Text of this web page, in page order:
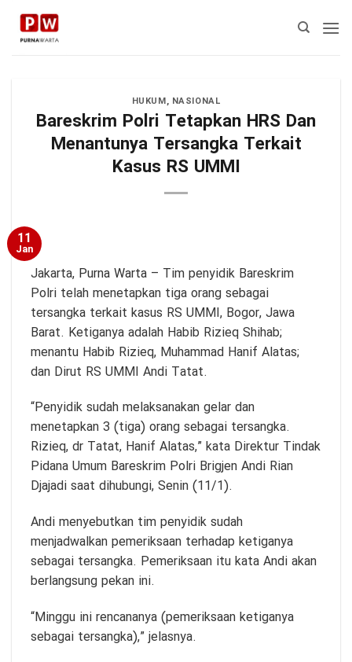
Skip
content
HUKUM, NASIONAL
Bareskrim Polri Tetapkan HRS Dan
Menantunya Tersangka Terkait
Kasus RS UMMI
11
Jan
Jakarta, Purna Warta – Tim penyidik Bareskrim
Polri telah menetapkan tiga orang sebagai
tersangka terkait kasus RS UMMI, Bogor, Jawa
Barat. Ketiganya adalah Habib Rizieq Shihab;
menantu Habib Rizieq, Muhammad Hanif Alatas;
dan Dirut RS UMMI Andi Tatat.
“Penyidik sudah melaksanakan gelar dan
menetapkan 3 (tiga) orang sebagai tersangka.
Rizieq, dr Tatat, Hanif Alatas,” kata Direktur Tindak
Pidana Umum Bareskrim Polri Brigjen Andi Rian
Djajadi saat dihubungi, Senin (11/1).
Andi menyebutkan tim penyidik sudah
menjadwalkan pemeriksaan terhadap ketiganya
sebagai tersangka. Pemeriksaan itu kata Andi akan
berlangsung pekan ini.
“Minggu ini rencananya (pemeriksaan ketiganya
sebagai tersangka),” jelasnya.